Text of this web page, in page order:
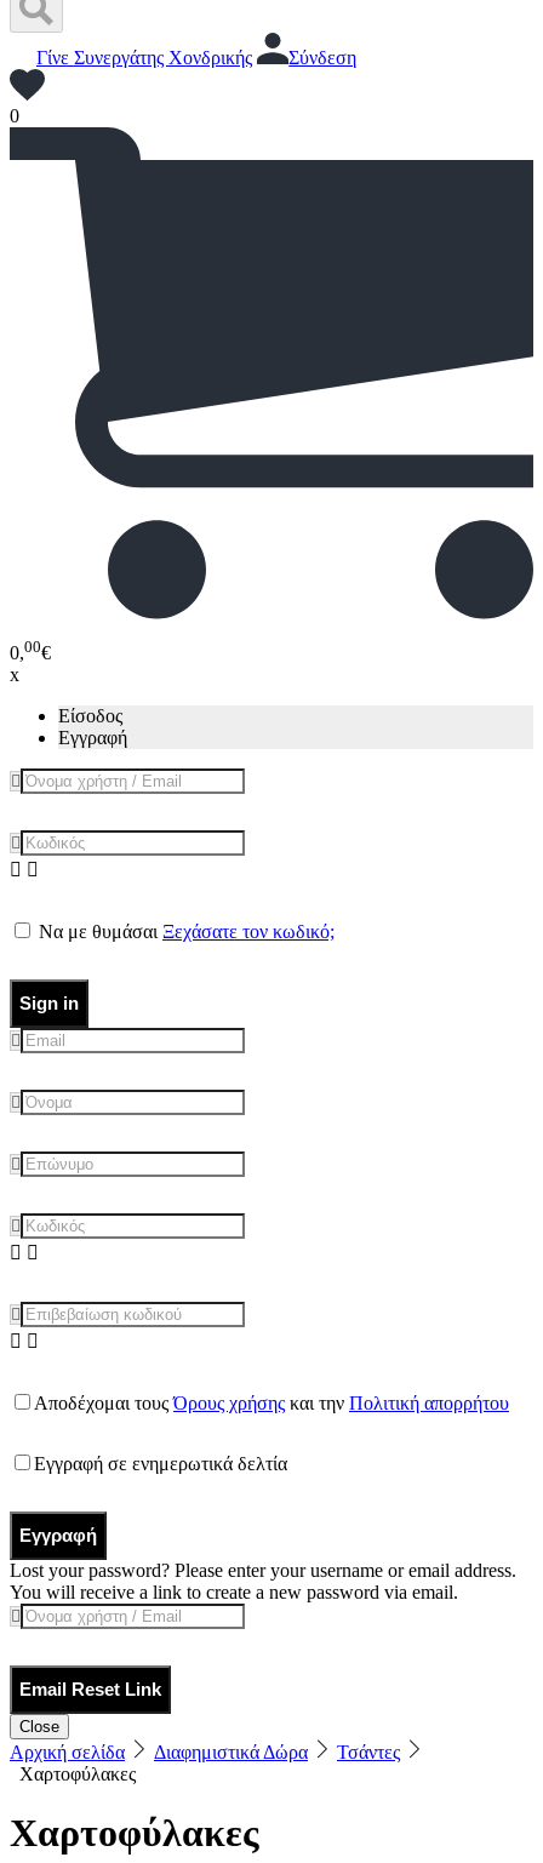
Γίνε Συνεργάτης Χονδρικής Σύνδεση
0
0,00€
x
Είσοδος
Εγγραφή
Να με θυμάσαι Ξεχάσατε τον κωδικό;
Sign in
Αποδέχομαι τουςΌρους χρήσης και την Πολιτική απορρήτου
Εγγραφή σε ενημερωτικά δελτία
Εγγραφή
Lost your password? Please enter your username or email address.
You will receive a link to create a new password via email.
Email Reset Link
Close
Αρχική σελίδα Διαφημιστικά Δώρα
Τσάντες
Χαρτοφύλακες
Χαρτοφύλακες